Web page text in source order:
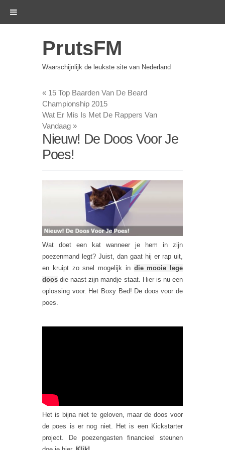
PrutsFM
Waarschijnlijk de leukste site van Nederland
« 15 Top Baarden Van De Beard
Championship 2015
Wat Er Mis Is Met De Rappers Van
Vandaag »
Nieuw! De Doos Voor Je
Poes!
Wat doet een kat wanneer je hem in zijn
poezenmand legt? Juist, dan gaat hij er rap uit,
en kruipt zo snel mogelijk in die mooie lege
doos die naast zijn mandje staat. Hier is nu een
oplossing voor. Het Boxy Bed! De doos voor de
poes.
Het is bijna niet te geloven, maar de doos voor
de poes is er nog niet. Het is een Kickstarter
project. De poezengasten financieel steunen